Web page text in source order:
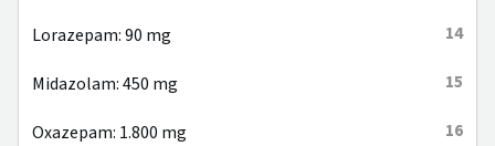
14
Lorazepam: 90 mg
15
Midazolam: 450 mg
16
Oxazepam: 1.800 mg